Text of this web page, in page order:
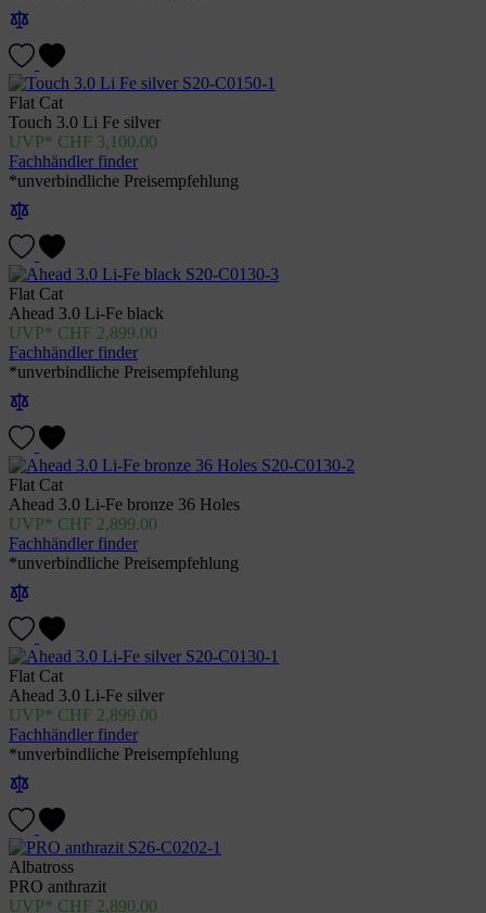
Flat Cat
Touch 3.0 Li Fe silver
CHF 3,100.00
Fachhändler finder
*unverbindliche Preisempfehlung
Flat Cat
Ahead 3.0 Li-Fe black
CHF 2,899.00
Fachhändler finder
*unverbindliche Preisempfehlung
Flat Cat
Ahead 3.0 Li-Fe bronze 36 Holes
CHF 2,899.00
Fachhändler finder
*unverbindliche Preisempfehlung
Flat Cat
Ahead 3.0 Li-Fe silver
CHF 2,899.00
Fachhändler finder
*unverbindliche Preisempfehlung
Albatross
PRO anthrazit
CHF 2,890.00